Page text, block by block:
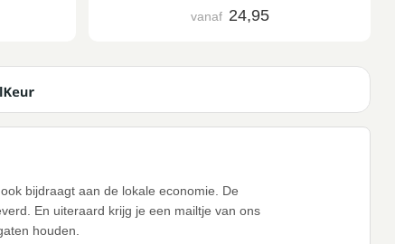
vanaf 24,95
bijdraagt aan de lokale economie. De
En uiteraard krijg je een mailtje van ons
houden.